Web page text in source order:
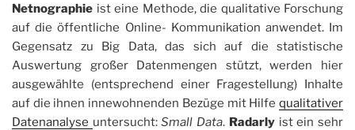
Netnographie ist eine Methode, die qualitative Forschung
auf die öffentliche Online- Kommunikation anwendet. Im
Gegensatz zu Big Data, das sich auf die statistische
Auswertung großer Datenmengen stützt, werden hier
ausgewählte (entsprechend einer Fragestellung) Inhalte
auf die ihnen innewohnenden Bezüge mit Hilfe qualitativer
Datenanalyse untersucht:Small Data. Radarlyist ein sehr